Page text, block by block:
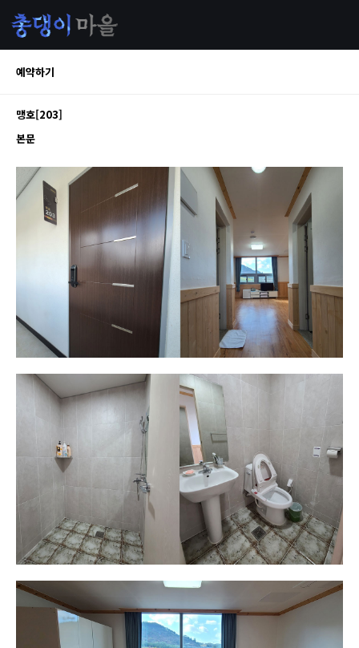
예약하기
맹호[203]
본문